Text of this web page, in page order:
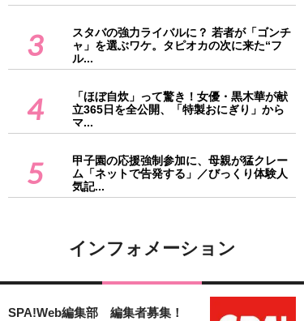
3
スタバの強力ライバルに？ 若者が「ゴンチ
ャ」を選ぶワケ。タピオカの次に来た“フ
ル...
4
「ほぼ自炊」って驚き！女優・黒木華が献
立365日を全公開、「特製おにぎり」から
マ...
5
甲子園の応援強制参加に、母親が猛クレー
ム「ネットで告発する」／びっくり体験人
気記...
インフォメーション
SPA!Web編集部 編集者募集！